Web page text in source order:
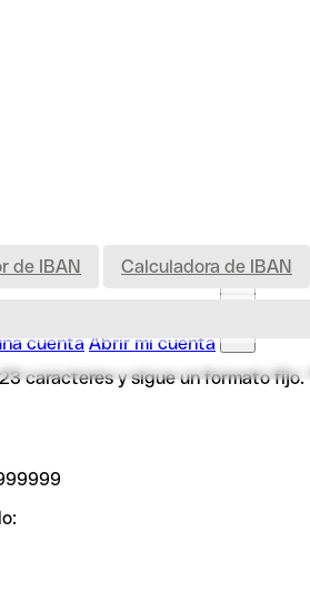
cuenta Abrir mi cuenta
de IBAN Calculadora de IBAN
caracteres y sigue un formato